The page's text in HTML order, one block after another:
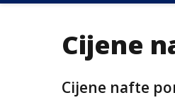
Cijene
Cijene nafte